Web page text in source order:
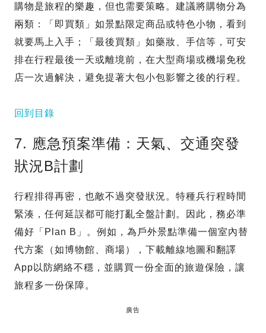
購物是旅程的樂趣，但也需要策略。建議將購物分為
兩類：「即買類」如景點限定商品或特色小物，看到
就要馬上入手；「最後買類」如藥妝、手信等，可安
排在行程最後一天或離境前，在大型商場或機場免稅
店一次過解決，避免提著大包小包影響之後的行程。
回到目錄
7. 應急預案準備：天氣、交通突發
狀況B計劃
行程排得再密，也敵不過突發狀況。特種兵行程時間
緊湊，任何延誤都可能打亂全盤計劃。因此，務必準
備好「Plan B」。例如，為戶外景點準備一個室內替
代方案（如博物館、商場），下載離線地圖和翻譯
App以防網絡不穩，並購買一份全面的旅遊保險，讓
旅程多一份保障。
廣告